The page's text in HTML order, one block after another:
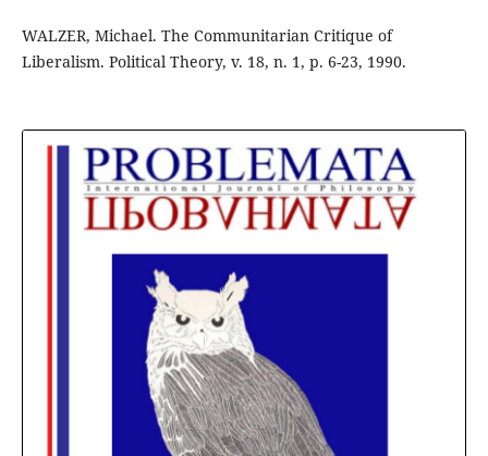
WALZER, Michael. The Communitarian Critique of
Liberalism. Political Theory, v. 18, n. 1, p. 6-23, 1990.